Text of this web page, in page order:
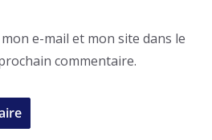
e-mail et mon site dans le
commentaire.